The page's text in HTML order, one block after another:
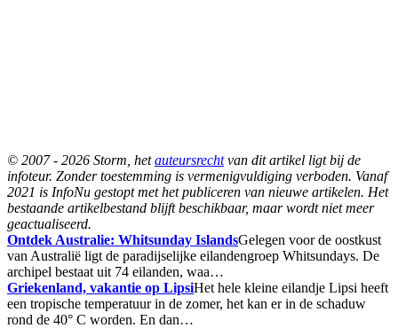
© 2007 - 2026 Storm, hetauteursrechtvan dit artikel ligt bij de
infoteur. Zonder toestemming is vermenigvuldiging verboden. Vanaf
2021 is InfoNu gestopt met het publiceren van nieuwe artikelen. Het
bestaande artikelbestand blijft beschikbaar, maar wordt niet meer
geactualiseerd.
Ontdek Australie: Whitsunday IslandsGelegen voor de oostkust
van Australië ligt de paradijselijke eilandengroep Whitsundays. De
archipel bestaat uit 74 eilanden, waa…
Griekenland, vakantie op LipsiHet hele kleine eilandje Lipsi heeft
een tropische temperatuur in de zomer, het kan er in de schaduw
rond de 40° C worden. En dan…